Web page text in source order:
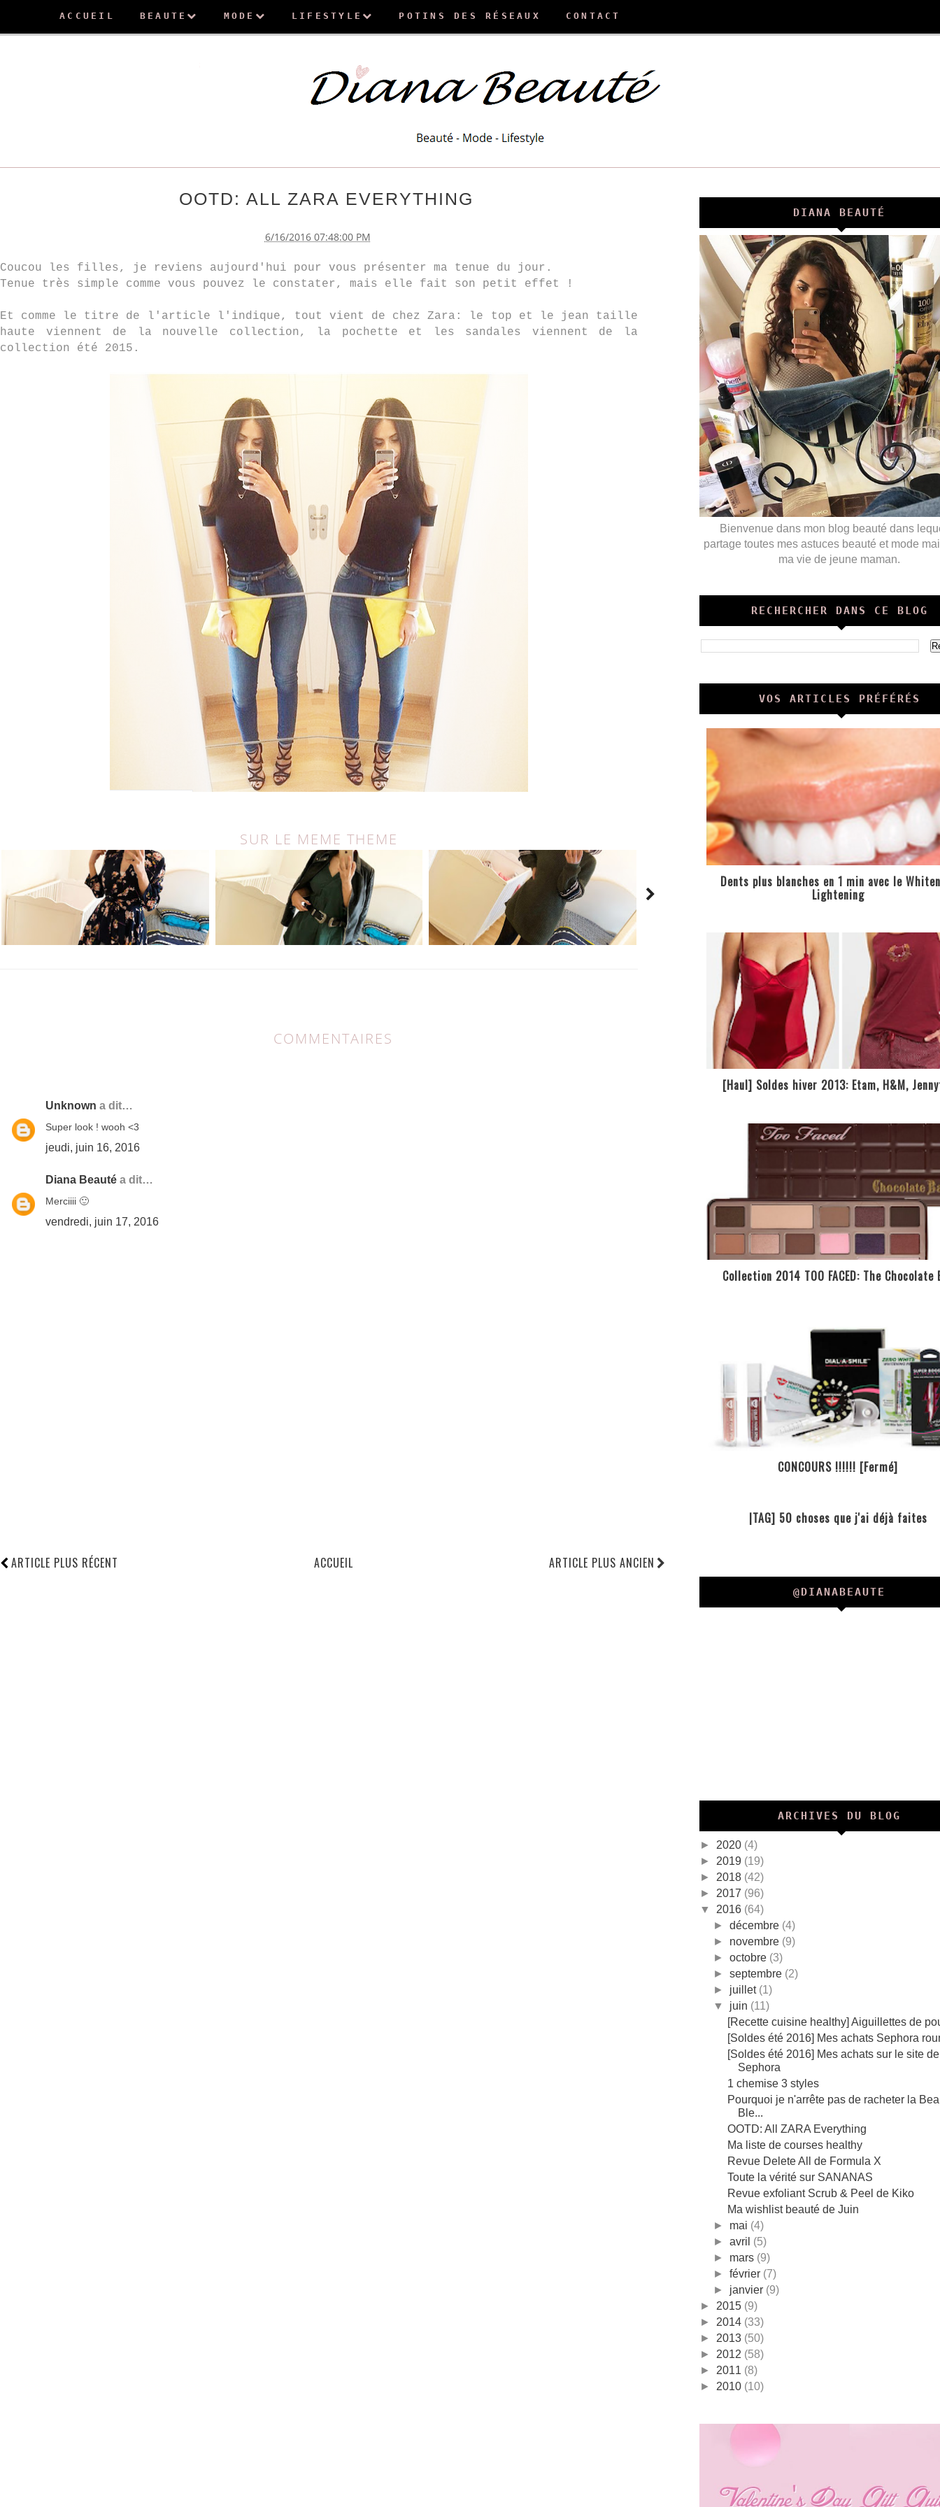
ACCUEIL BEAUTE MODE LIFESTYLE POTINS DES RÉSEAUX CONTACT
OOTD: ALL ZARA EVERYTHING
6/16/2016 07:48:00 PM
Coucou les filles, je reviens aujourd'hui pour vous présenter ma tenue du jour.
Tenue très simple comme vous pouvez le constater, mais elle fait son petit effet !
Et comme le titre de l'article l'indique, tout vient de chez Zara: le top et le jean taille
haute viennent de la nouvelle collection, la pochette et les sandales viennent de la
collection été 2015.
SUR LE MEME THEME
COMMENTAIRES
Unknown a dit…
Super look ! wooh <3
jeudi, juin 16, 2016
Diana Beauté a dit…
Merciiii 🙂
vendredi, juin 17, 2016
ARTICLE PLUS RÉCENT ARTICLE PLUS ANCIEN
ACCUEIL
DIANA BEAUTÉ
Bienvenue dans mon blog beauté dans
partage toutes mes astuces beauté et mode
ma vie de jeune maman.
RECHERCHER DANS CE BLOG
VOS ARTICLES PRÉFÉRÉS
Dents plus blanches en 1 min avec le
Lightening
[Haul] Soldes hiver 2013: Etam, H&M,
Collection 2014 TOO FACED: The Chocolate
CONCOURS !!!!!! [Fermé]
|TAG] 50 choses que j'ai déjà faites
@DIANABEAUTE
ARCHIVES DU BLOG
► 2020 (4)
► 2019 (19)
► 2018 (42)
► 2017 (96)
▼ 2016 (64)
►décembre (4)
► novembre (9)
►octobre (3)
►septembre (2)
► juillet (1)
▼ juin (11)
[Recette cuisine healthy] Aiguillettes de
[Soldes été 2016] Mes achats Sephora
[Soldes été 2016] Mes achats sur le site de
Sephora
1 chemise 3 styles
Pourquoi je n'arrête pas de racheter la
Ble...
OOTD: All ZARA Everything
Ma liste de courses healthy
Revue Delete All de Formula X
Toute la vérité sur SANANAS
Revue exfoliant Scrub & Peel de Kiko
Ma wishlist beauté de Juin
► mai (4)
►avril (5)
► mars (9)
►février (7)
► janvier (9)
► 2015 (9)
► 2014 (33)
► 2013 (50)
► 2012 (58)
► 2011 (8)
► 2010 (10)